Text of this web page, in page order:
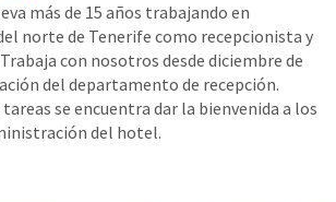
más de 15 años trabajando en
norte de Tenerife como recepcionista y
con nosotros desde diciembre de
del departamento de recepción.
se encuentra dar la bienvenida a los
del hotel.